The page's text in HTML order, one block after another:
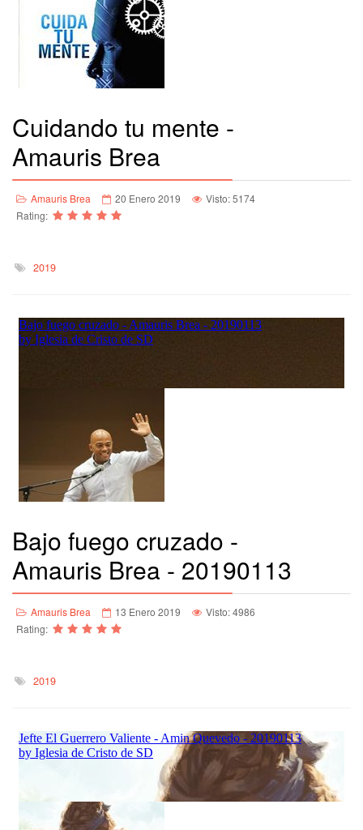
Cuidando tu mente -
Amauris Brea
Amauris Brea 20 Enero 2019
Visto: 5174
Rating:
2019
Bajo fuego cruzado -
Amauris Brea - 20190113
Amauris Brea 13 Enero 2019
Visto: 4986
Rating:
2019